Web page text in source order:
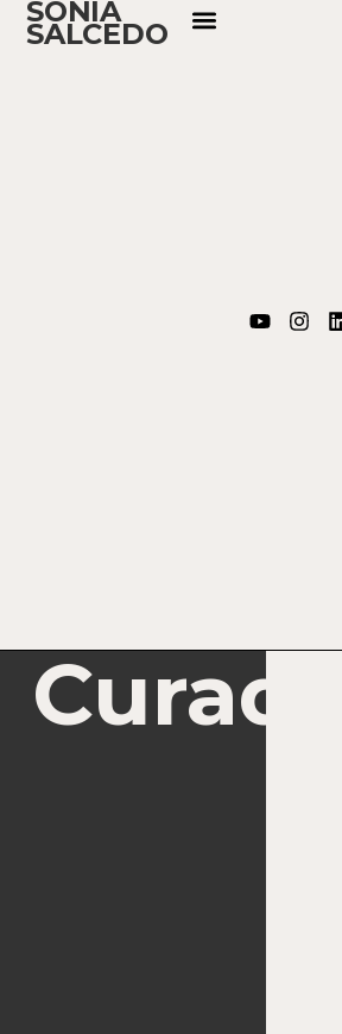
SONIA
SALCEDO